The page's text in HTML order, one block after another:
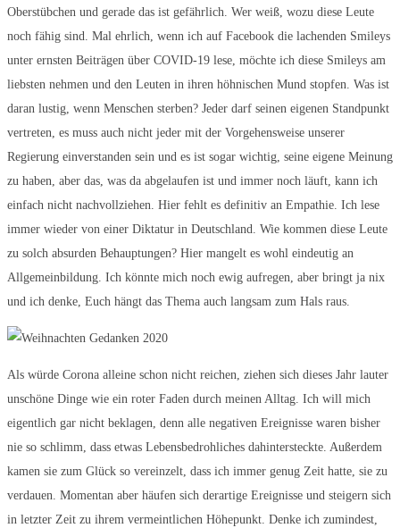
Oberstübchen und gerade das ist gefährlich. Wer weiß, wozu diese Leute
noch fähig sind. Mal ehrlich, wenn ich auf Facebook die lachenden Smileys
unter ernsten Beiträgen über COVID-19 lese, möchte ich diese Smileys am
liebsten nehmen und den Leuten in ihren höhnischen Mund stopfen. Was ist
daran lustig, wenn Menschen sterben? Jeder darf seinen eigenen Standpunkt
vertreten, es muss auch nicht jeder mit der Vorgehensweise unserer
Regierung einverstanden sein und es ist sogar wichtig, seine eigene Meinung
zu haben, aber das, was da abgelaufen ist und immer noch läuft, kann ich
einfach nicht nachvollziehen. Hier fehlt es definitiv an Empathie. Ich lese
immer wieder von einer Diktatur in Deutschland. Wie kommen diese Leute
zu solch absurden Behauptungen? Hier mangelt es wohl eindeutig an
Allgemeinbildung. Ich könnte mich noch ewig aufregen, aber bringt ja nix
und ich denke, Euch hängt das Thema auch langsam zum Hals raus.
Als würde Corona alleine schon nicht reichen, ziehen sich dieses Jahr lauter
unschöne Dinge wie ein roter Faden durch meinen Alltag. Ich will mich
eigentlich gar nicht beklagen, denn alle negativen Ereignisse waren bisher
nie so schlimm, dass etwas Lebensbedrohliches dahintersteckte. Außerdem
kamen sie zum Glück so vereinzelt, dass ich immer genug Zeit hatte, sie zu
verdauen. Momentan aber häufen sich derartige Ereignisse und steigern sich
in letzter Zeit zu ihrem vermeintlichen Höhepunkt. Denke ich zumindest,